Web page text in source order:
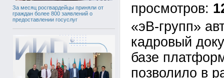
За месяц росгвардейцы приняли от
граждан более 800 заявлений о
предоставлении госуслуг
«эВ-групп»
кадровый
базе
позволило в